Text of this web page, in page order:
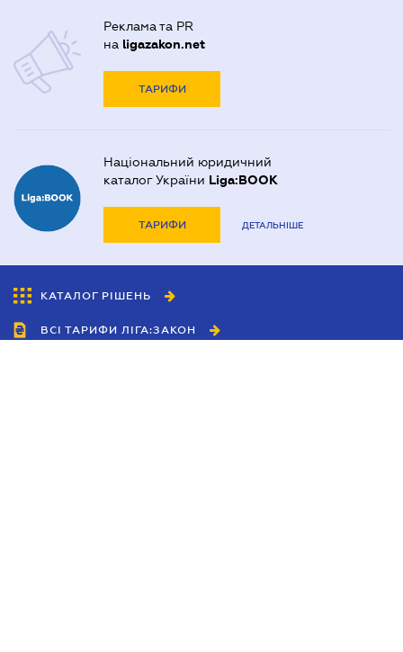
Реклама та PR
на ligazakon.net
ТАРИФИ
Національний юридичний
каталог України Liga:BOOK
ТАРИФИ ДЕТАЛЬНІШЕ
КАТАЛОГ РІШЕНЬ
ВСІ ТАРИФИ ЛІГА:ЗАКОН